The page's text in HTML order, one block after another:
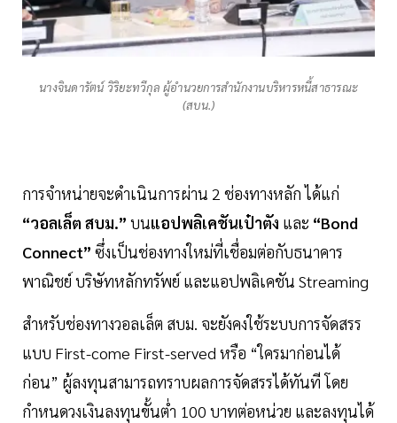
นางจินดารัตน์ วิริยะทวีกุล ผู้อำนวยการสำนักงานบริหารหนี้สาธารณะ
(สบน.)
การจำหน่ายจะดำเนินการผ่าน 2 ช่องทางหลัก ได้แก่
“วอลเล็ต สบม.” บนแอปพลิเคชันเป๋าตัง และ “Bond
Connect” ซึ่งเป็นช่องทางใหม่ที่เชื่อมต่อกับธนาคาร
พาณิชย์ บริษัทหลักทรัพย์ และแอปพลิเคชัน Streaming
สำหรับช่องทางวอลเล็ต สบม. จะยังคงใช้ระบบการจัดสรร
แบบ First-come First-served หรือ “ใครมาก่อนได้
ก่อน” ผู้ลงทุนสามารถทราบผลการจัดสรรได้ทันที โดย
กำหนดวงเงินลงทุนขั้นต่ำ 100 บาทต่อหน่วย และลงทุนได้